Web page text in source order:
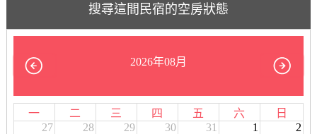
搜尋這間民宿的空房狀態
2026年08月
一 二 三 四 五 六
日
27
28 29 30 31 1 2